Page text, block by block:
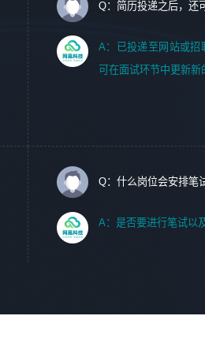
Q：简历投递之后，还
A：已投递至网站或招
可在面试环节中更新
Q：什么岗位会安排笔
A：是否要进行笔试以